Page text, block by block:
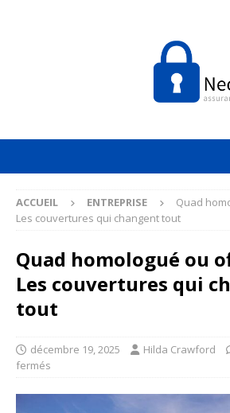
ACCUEIL ENTREPRISE
Quad
Les couvertures qui changent tout
Quad homologué ou
Les couvertures qui
tout
décembre 19, 2025 Hilda Crawford
fermés